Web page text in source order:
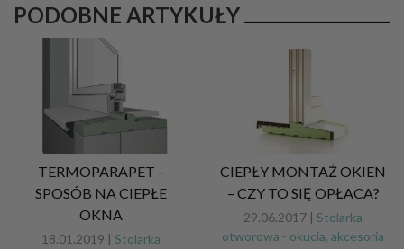
PODOBNE ARTYKUŁY
TERMOPARAPET –
SPOSÓB NA CIEPŁE
OKNA
18.01.2019 | Stolarka
CIEPŁY MONTAŻ OKIEN
– CZY TO SIĘ OPŁACA?
29.06.2017 | Stolarka
otworowa - okucia, akcesoria